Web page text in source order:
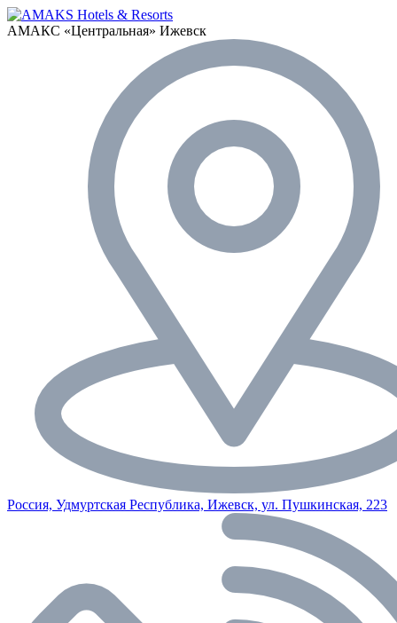
АМАКС «‎Центральная» Ижевск
Россия, Удмуртская Республика, Ижевск, ул. Пушкинская, 223